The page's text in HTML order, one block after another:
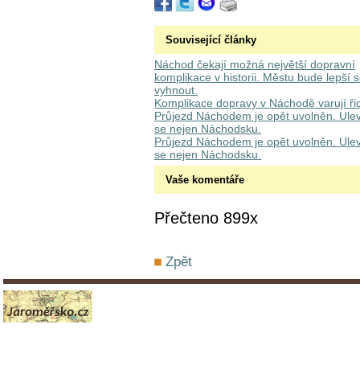
Související články
Náchod čekají možná největší dopravní
komplikace v historii. Městu bude lepší
vyhnout.
Komplikace dopravy v Náchodě varují
Průjezd Náchodem je opět uvolněn.
se nejen Náchodsku.
Průjezd Náchodem je opět uvolněn.
se nejen Náchodsku.
Vaše komentáře
Přečteno 899x
Zpět